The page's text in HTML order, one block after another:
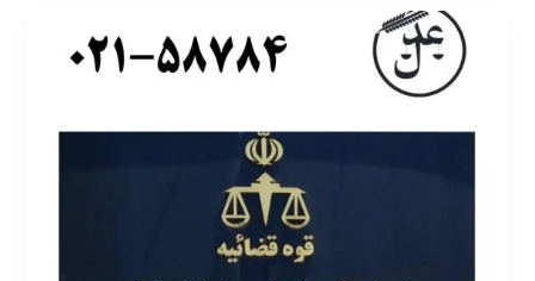
تشکیلات
اداری
ثبت
و